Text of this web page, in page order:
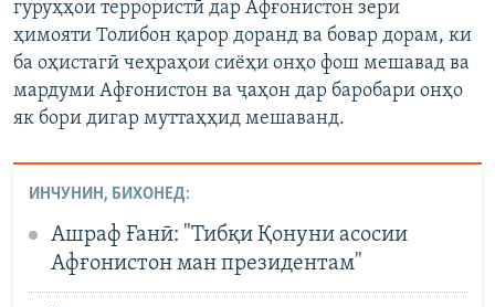
гуруҳҳои террористӣ дар Афғонистон зери
ҳимояти Толибон қарор доранд ва бовар дорам, ки
ба оҳистагӣ чеҳраҳои сиёҳи онҳо фош мешавад ва
мардуми Афғонистон ва ҷаҳон дар баробари онҳо
як бори дигар муттаҳҳид мешаванд.
ИНЧУНИН, БИХОНЕД:
Ашраф Ғанӣ: "Тибқи Қонуни асосии
Афғонистон ман президентам"